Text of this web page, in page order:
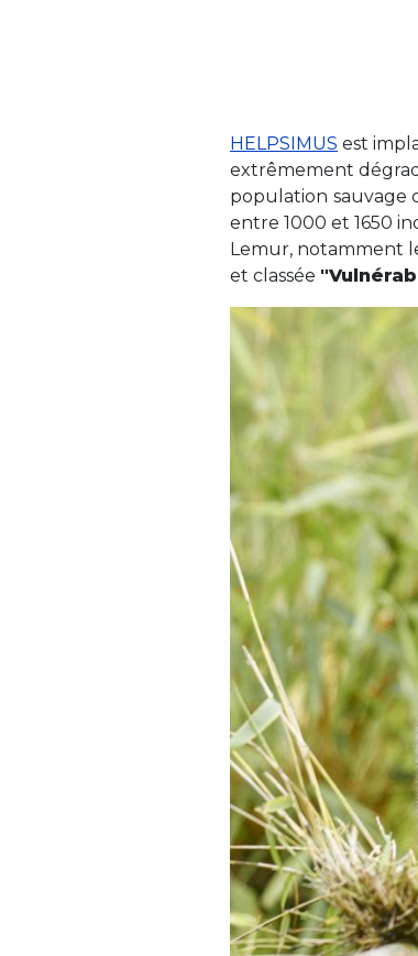
HELPSIMUS est
extrêmement
population sauvage
entre 1000 et 1650
Lemur, notamment
et classée